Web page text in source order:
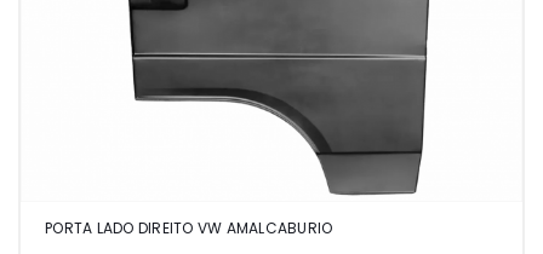
PORTA LADO DIREITO VW AMALCABURIO